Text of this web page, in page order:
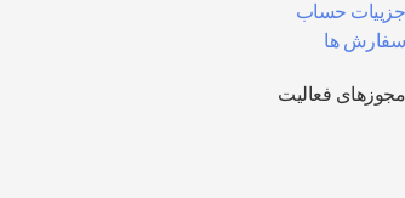
جزییات حساب
سفارش ها
مجوزهای فعالیت